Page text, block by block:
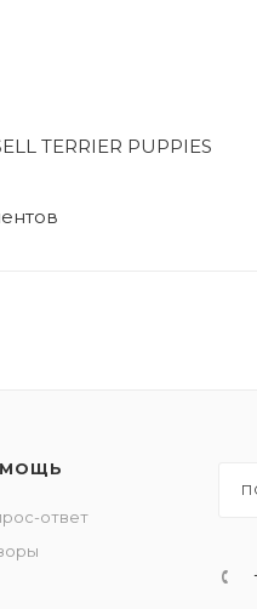
TERRIER PUPPIES
ответ